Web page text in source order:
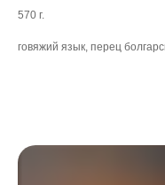
570 г.
говяжий язык, перец